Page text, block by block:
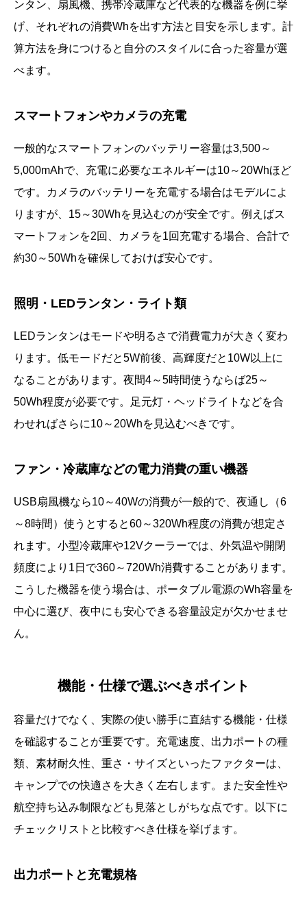
ンタン、扇風機、携帯冷蔵庫など代表的な機器を例に挙
げ、それぞれの消費Whを出す方法と目安を示します。計
算方法を身につけると自分のスタイルに合った容量が選
べます。
スマートフォンやカメラの充電
一般的なスマートフォンのバッテリー容量は3,500～
5,000mAhで、充電に必要なエネルギーは10～20Whほど
です。カメラのバッテリーを充電する場合はモデルによ
りますが、15～30Whを見込むのが安全です。例えばス
マートフォンを2回、カメラを1回充電する場合、合計で
約30～50Whを確保しておけば安心です。
照明・LEDランタン・ライト類
LEDランタンはモードや明るさで消費電力が大きく変わ
ります。低モードだと5W前後、高輝度だと10W以上に
なることがあります。夜間4～5時間使うならば25～
50Wh程度が必要です。足元灯・ヘッドライトなどを合
わせればさらに10～20Whを見込むべきです。
ファン・冷蔵庫などの電力消費の重い機器
USB扇風機なら10～40Wの消費が一般的で、夜通し（6
～8時間）使うとすると60～320Wh程度の消費が想定さ
れます。小型冷蔵庫や12Vクーラーでは、外気温や開閉
頻度により1日で360～720Wh消費することがあります。
こうした機器を使う場合は、ポータブル電源のWh容量を
中心に選び、夜中にも安心できる容量設定が欠かせませ
ん。
機能・仕様で選ぶべきポイント
容量だけでなく、実際の使い勝手に直結する機能・仕様
を確認することが重要です。充電速度、出力ポートの種
類、素材耐久性、重さ・サイズといったファクターは、
キャンプでの快適さを大きく左右します。また安全性や
航空持ち込み制限なども見落としがちな点です。以下に
チェックリストと比較すべき仕様を挙げます。
出力ポートと充電規格